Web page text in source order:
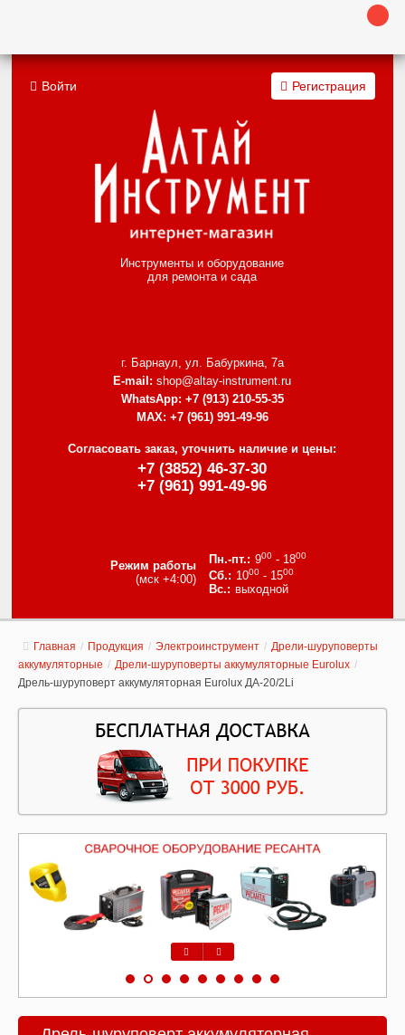
Инструменты и оборудование
для ремонта и сада
г. Барнаул, ул. Бабуркина, 7а
E-mail: shop@altay-instrument.ru
WhatsApp: +7 (913) 210-55-35
MAX: +7 (961) 991-49-96
Согласовать заказ, уточнить наличие и цены:
+7 (3852) 46-37-30
+7 (961) 991-49-96
Режим работы
(мск +4:00)
900- 1800
1000- 1500
выходной
Войти Регистрация
Главная / Продукция / Электроинструмент / Дрели-шуруповерты
аккумуляторные / Дрели-шуруповерты аккумуляторные Eurolux /
Дрель-шуруповерт аккумуляторная Eurolux ДА-20/2Li